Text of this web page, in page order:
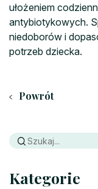
ułożeniem
antybiotykowych.
niedoborów i
potrzeb dziecka.
Powrót
Kategorie